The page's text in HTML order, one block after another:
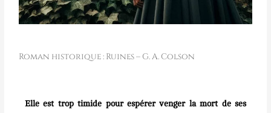
Roman historique : Ruines – G. A. Colson
Elle est trop timide pour espérer venger la mort de ses